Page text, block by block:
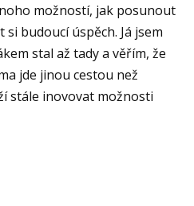
možností, jak posunout
budoucí úspěch. Já jsem
stal až tady a věřím, že
jde jinou cestou než
stále inovovat možnosti